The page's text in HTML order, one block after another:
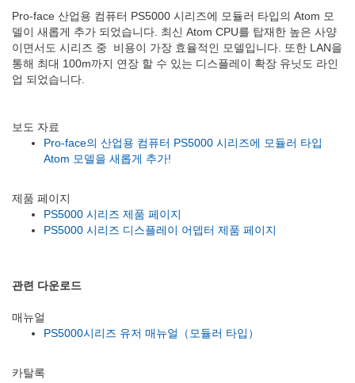
Pro-face 산업용 컴퓨터 PS5000 시리즈에 모듈러 타입의 Atom 모
델이 새롭게 추가 되었습니다. 최신 Atom CPU를 탑재한 높은 사양
이면서도 시리즈 중 비용이 가장 효율적인 모델입니다. 또한 LAN을
통해 최대 100m까지 연장 할 수 있는 디스플레이 확장 유닛도 라인
업 되었습니다.
보도 자료
Pro-face의 산업용 컴퓨터 PS5000 시리즈에 모듈러 타입
Atom 모델을 새롭게 추가!
제품 페이지
PS5000 시리즈 제품 페이지
PS5000 시리즈 디스플레이 어뎁터 제품 페이지
관련 다운로드
매뉴얼
PS5000시리즈 유저 매뉴얼（모듈러 타입）
카탈록